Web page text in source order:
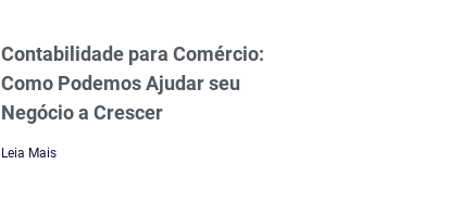
Contabilidade para Comércio:
Como Podemos Ajudar seu
Negócio a Crescer
Leia Mais